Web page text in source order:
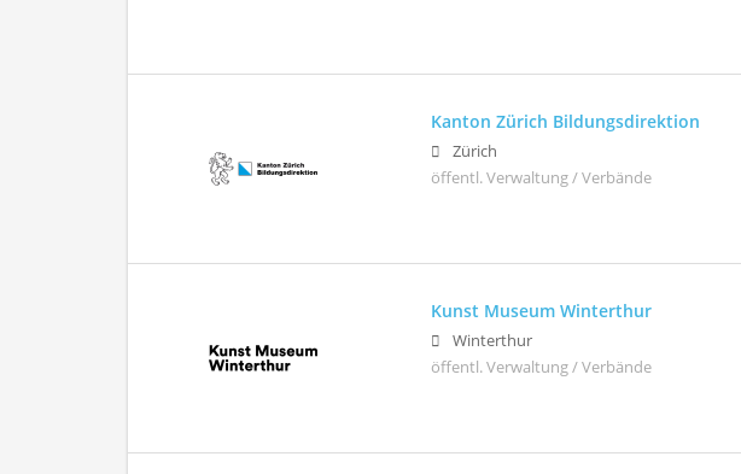
Kanton Zürich Bildungsdirektion
Zürich
öffentl. Verwaltung / Verbände
Kunst Museum Winterthur
Winterthur
öffentl. Verwaltung / Verbände